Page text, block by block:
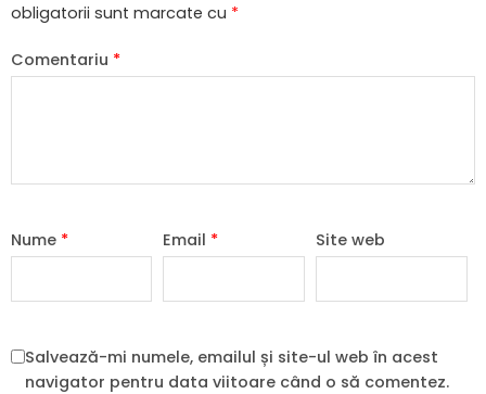
obligatorii sunt marcate cu *
Comentariu *
Nume * Email * Site web
Salvează-mi numele, emailul și site-ul web în acest
navigator pentru data viitoare când o să comentez.